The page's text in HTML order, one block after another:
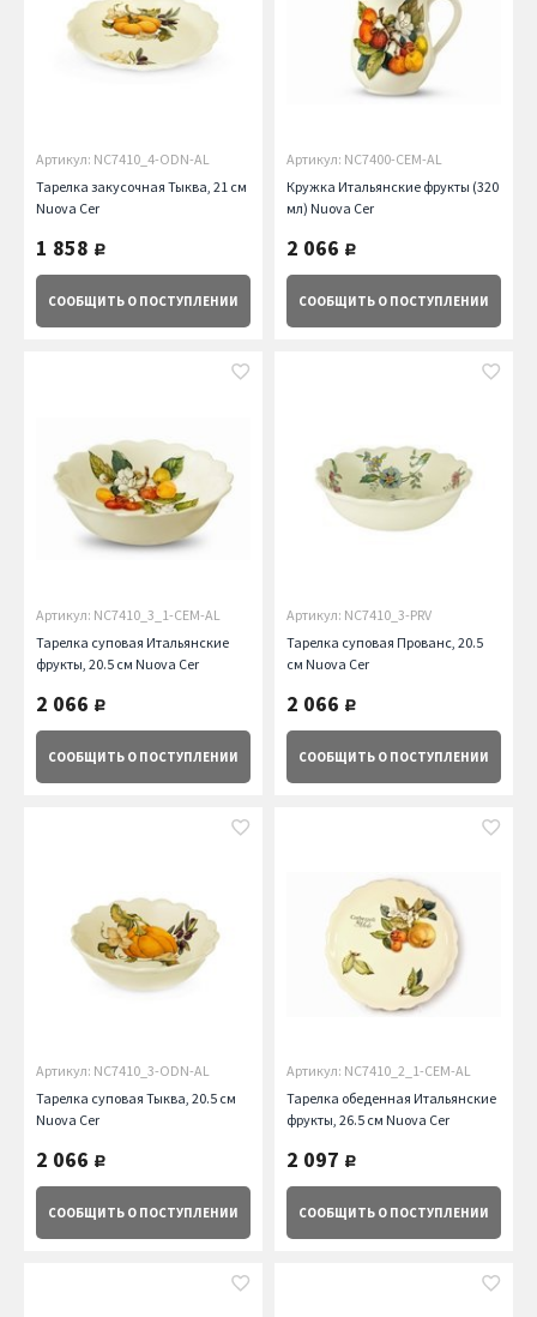
Артикул: NC7410_4-ODN-AL
Тарелка закусочная Тыква, 21 см
Nuova Cer
1 858 руб.
СООБЩИТЬ О ПОСТУПЛЕНИИ
Артикул: NC7400-CEM-AL
Кружка Итальянские фрукты (320
мл) Nuova Cer
2 066 руб.
СООБЩИТЬ О ПОСТУПЛЕНИИ
Артикул: NC7410_3_1-CEM-AL
Тарелка суповая Итальянские
фрукты, 20.5 см Nuova Cer
2 066 руб.
СООБЩИТЬ О ПОСТУПЛЕНИИ
Артикул: NC7410_3-PRV
Тарелка суповая Прованс, 20.5
см Nuova Cer
2 066 руб.
СООБЩИТЬ О ПОСТУПЛЕНИИ
Артикул: NC7410_3-ODN-AL
Тарелка суповая Тыква, 20.5 см
Nuova Cer
2 066 руб.
СООБЩИТЬ О ПОСТУПЛЕНИИ
Артикул: NC7410_2_1-CEM-AL
Тарелка обеденная Итальянские
фрукты, 26.5 см Nuova Cer
2 097 руб.
СООБЩИТЬ О ПОСТУПЛЕНИИ